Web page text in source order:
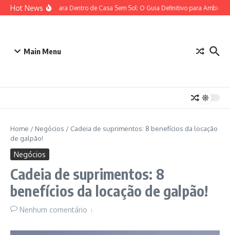
Ir para o conteúdo
Hot NewsPlantas para Dentro de Casa Sem Sol: O Guia Definitivo para
Main Menu
Home / Negócios / Cadeia de suprimentos: 8 benefícios da locação
de galpão!
Negócios
Cadeia de suprimentos: 8
benefícios da locação de galpão!
Nenhum comentário